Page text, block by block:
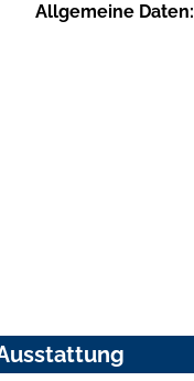
Allgemeine Daten: